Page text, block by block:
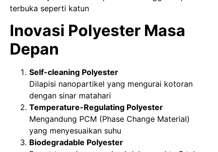
terbuka seperti katun
Inovasi Polyester Masa
Depan
Self-cleaning Polyester
Dilapisi nanopartikel yang mengurai kotoran
dengan sinar matahari
Temperature-Regulating Polyester
Mengandung PCM (Phase Change Material)
yang menyesuaikan suhu
Biodegradable Polyester